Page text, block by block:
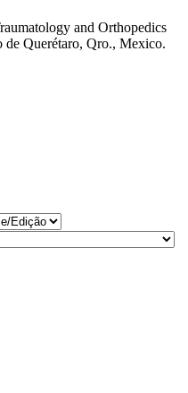
and Orthopedics
de Querétaro, Qro., Mexico.